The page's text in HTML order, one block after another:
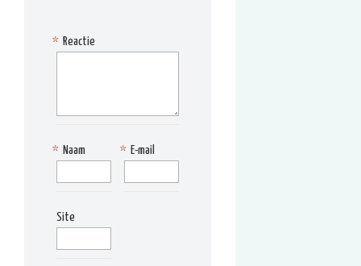
Reactie
*
Naam
* E-mail
*
Site